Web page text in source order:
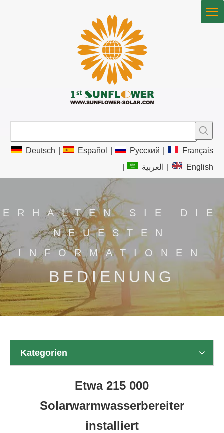
Deutsch Español Pусский
Français
العربية English
ERHALTEN SIE DIE
NEUESTEN
INFORMATIONEN
BEDIENUNG
Kategorien
Etwa 215 000
Solarwarmwasserbereiter
installiert